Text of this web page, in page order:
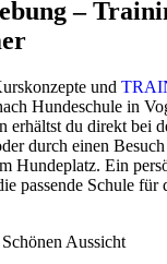
–
und
Hundeschule in
erhältst du direkt bei
durch einen
Hundeplatz. Ein
passende Schule für
Aussicht